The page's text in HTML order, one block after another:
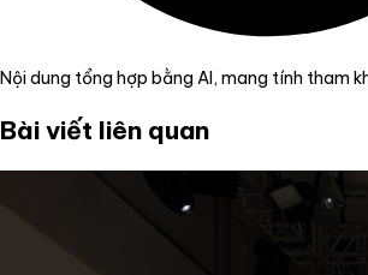
Nội dung tổng hợp bằng AI, mang tính tham
Bài viết liên quan